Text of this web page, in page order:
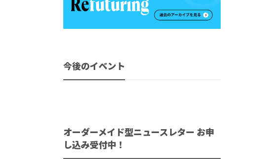
今後のイベント
オーダーメイド型ニュースレター お申
し込み受付中！